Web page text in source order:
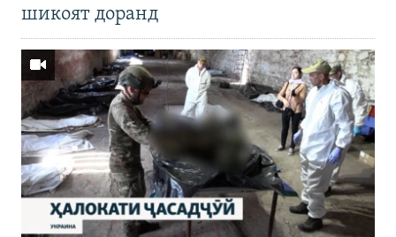
шикоят доранд